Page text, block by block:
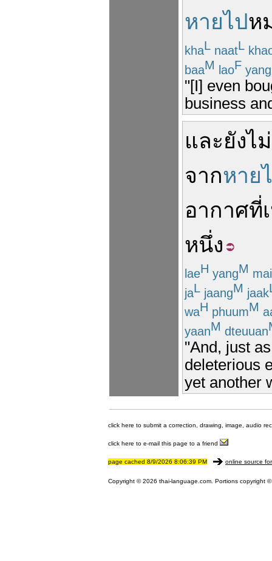
หายไปห
khaL naatL
baaM laoF yang
"[I] even
business
และยังไ
จากหาย
อากาศที่
หนึ่ง
laeH yangM mai
jaL jaangM jaak
waH phuumM
yaanM dteuuan
"And, just
deleterious
yet another
click here to submit a correction, drawing, image, audio
click here to e-mail this page to a friend
page cached 8/9/2026 8:06:39 PM online source
Copyright © 2026 thai-language.com. Portions copyright